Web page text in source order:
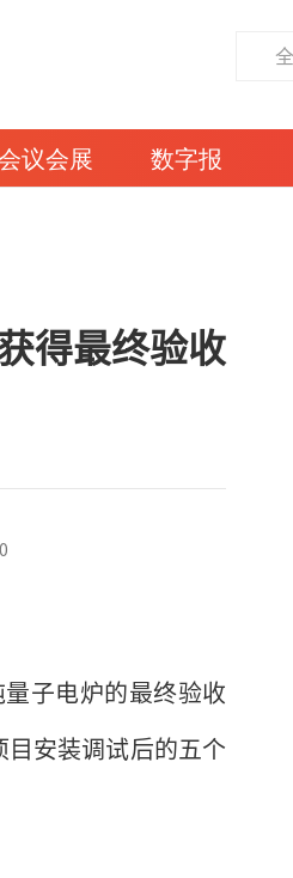
议会展 数字报
得最终验收
子电炉的最终验收
安装调试后的五个